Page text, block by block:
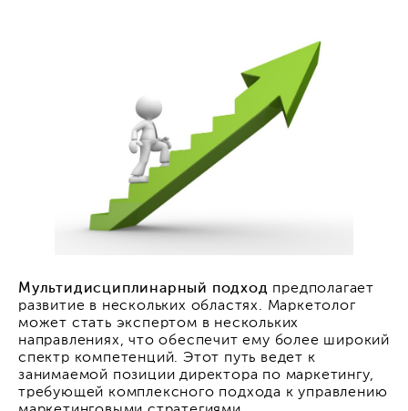
Мультидисциплинарный подход предполагает
развитие в нескольких областях. Маркетолог
может стать экспертом в нескольких
направлениях, что обеспечит ему более широкий
спектр компетенций. Этот путь ведет к
занимаемой позиции директора по маркетингу,
требующей комплексного подхода к управлению